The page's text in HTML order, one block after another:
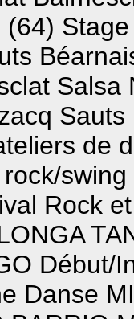
(64)
Salsa
Sauts
de
swing
Rock
Début/
Danse